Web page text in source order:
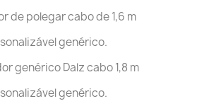
de polegar cabo de 1,6 m
genérico.
genérico Dalz cabo 1,8 m
genérico.